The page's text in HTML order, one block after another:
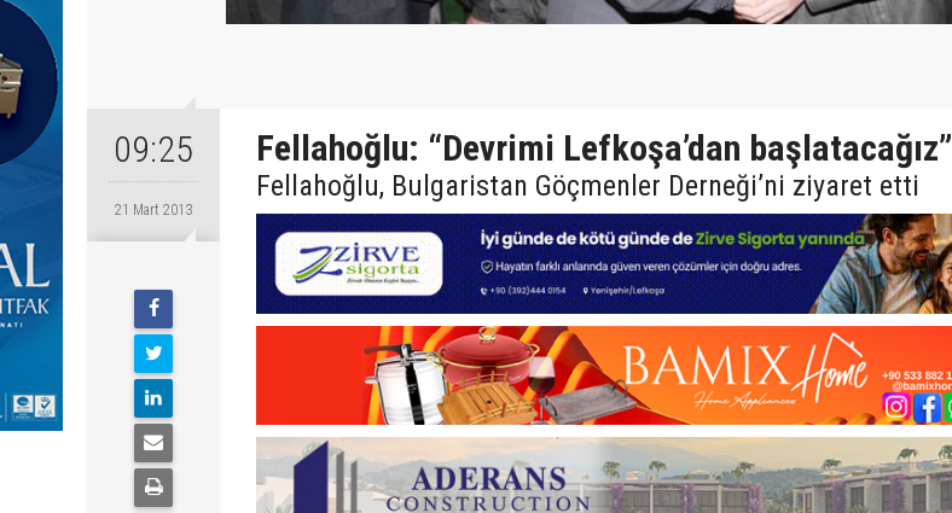
09:25
21 Mart 2013
Fellahoğlu: “Devrimi Lefkoşa’dan başlatacağız”
Fellahoğlu, Bulgaristan Göçmenler Derneği’ni ziyaret etti